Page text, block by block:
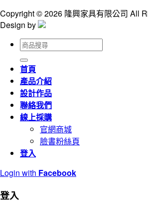
Copyright © 2026 隆興家具有限公司 All
Design by
搜
尋
關
鍵
字:
首頁
產品介紹
設計作品
聯絡我們
線上採購
官網商城
臉書粉絲頁
登入
Login with Facebook
登入